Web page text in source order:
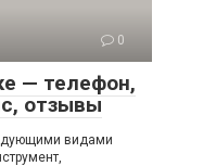
0
— телефон,
отзывы
видами